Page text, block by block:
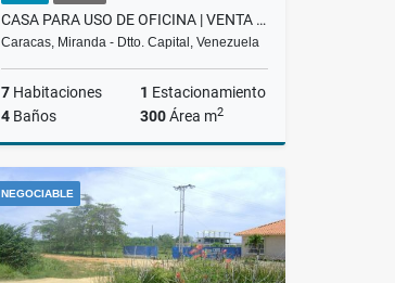
CASA PARA USO DE OFICINA | VENTA | LA FLORIDA | BGC-013-25
Caracas, Miranda - Dtto. Capital, Venezuela
7 Habitaciones 1 Estacionamiento
4 Baños 300Área m2
Venta
US$120,000
NEGOCIABLE